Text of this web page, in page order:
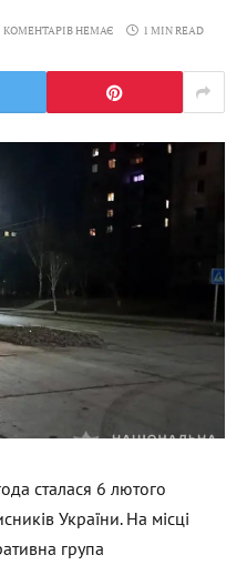
КОМЕНТАРІВ НЕМАЄ 1 MIN READ
сталася 6 лютого
України. На місці
група